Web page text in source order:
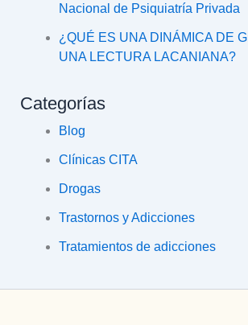
Nacional de Psiquiatría Privada
¿QUÉ ES UNA DINÁMICA DE
UNA LECTURA LACANIANA?
Categorías
Blog
Clínicas CITA
Drogas
Trastornos y Adicciones
Tratamientos de adicciones